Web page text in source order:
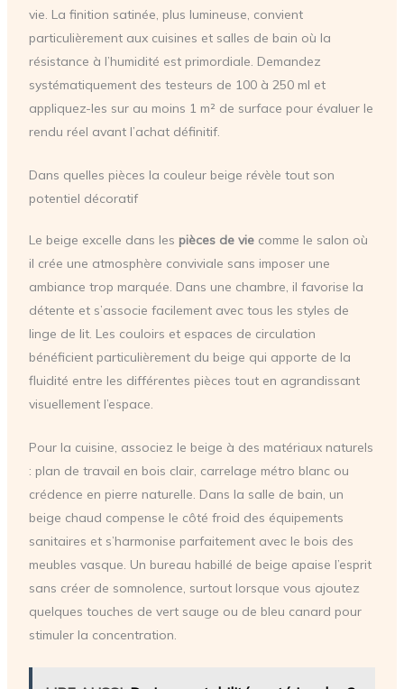
vie. La finition satinée, plus lumineuse, convient
particulièrement aux cuisines et salles de bain où la
résistance à l’humidité est primordiale. Demandez
systématiquement des testeurs de 100 à 250 ml et
appliquez-les sur au moins 1 m² de surface pour évaluer le
rendu réel avant l’achat définitif.
Dans quelles pièces la couleur beige révèle tout son
potentiel décoratif
Le beige excelle dans les pièces de viecomme le salon où
il crée une atmosphère conviviale sans imposer une
ambiance trop marquée. Dans une chambre, il favorise la
détente et s’associe facilement avec tous les styles de
linge de lit. Les couloirs et espaces de circulation
bénéficient particulièrement du beige qui apporte de la
fluidité entre les différentes pièces tout en agrandissant
visuellement l’espace.
Pour la cuisine, associez le beige à des matériaux naturels
: plan de travail en bois clair, carrelage métro blanc ou
crédence en pierre naturelle. Dans la salle de bain, un
beige chaud compense le côté froid des équipements
sanitaires et s’harmonise parfaitement avec le bois des
meubles vasque. Un bureau habillé de beige apaise l’esprit
sans créer de somnolence, surtout lorsque vous ajoutez
quelques touches de vert sauge ou de bleu canard pour
stimuler la concentration.